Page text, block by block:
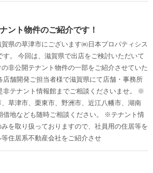
ト物件のご紹介です！
県の草津市にございます㈱日本プロパティシス
す。 今回は、滋賀県で出店をご検討いただいて
非公開テナント物件の一部をご紹介させていた
店舗開発ご担当者様で滋賀県にて店舗・事務所
非テナント情報館までご相談くださいませ。 ※
草津市、栗東市、野洲市、近江八幡市、湖南
地なども随時ご相談ください。 ※テナント情
を取り扱っておりますので、社員用の住居等を
住居系不動産会社をご紹介させ